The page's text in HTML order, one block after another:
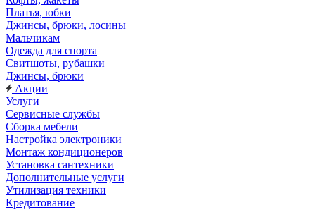
Платья, юбки
Джинсы, брюки, лосины
Мальчикам
Одежда для спорта
Свитшоты, рубашки
Джинсы, брюки
Акции
Услуги
Сервисные службы
Сборка мебели
Настройка электроники
Монтаж кондиционеров
Установка сантехники
Дополнительные услуги
Утилизация техники
Кредитование